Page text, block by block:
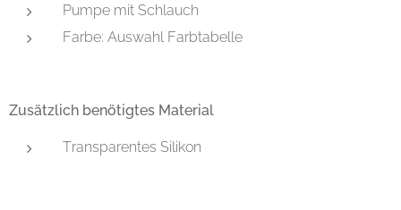
Pumpe mit Schlauch
Farbe: Auswahl Farbtabelle
Zusätzlich benötigtes Material
Transparentes Silikon